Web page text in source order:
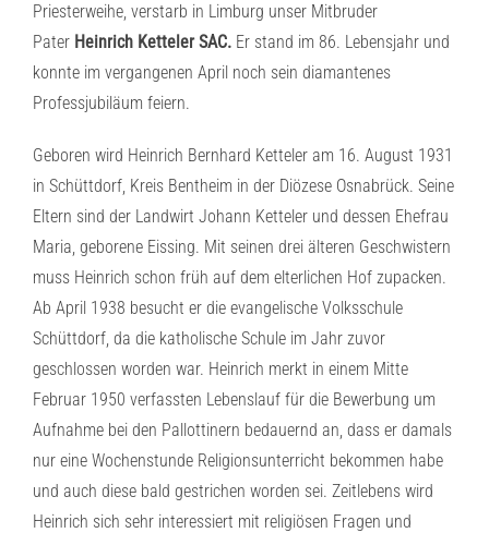
Priesterweihe, verstarb in Limburg unser Mitbruder
Pater Heinrich Ketteler SAC. Er stand im 86. Lebensjahr und
konnte im vergangenen April noch sein diamantenes
Professjubiläum feiern.
Geboren wird Heinrich Bernhard Ketteler am 16. August 1931
in Schüttdorf, Kreis Bentheim in der Diözese Osnabrück. Seine
Eltern sind der Landwirt Johann Ketteler und dessen Ehefrau
Maria, geborene Eissing. Mit seinen drei älteren Geschwistern
muss Heinrich schon früh auf dem elterlichen Hof zupacken.
Ab April 1938 besucht er die evangelische Volksschule
Schüttdorf, da die katholische Schule im Jahr zuvor
geschlossen worden war. Heinrich merkt in einem Mitte
Februar 1950 verfassten Lebenslauf für die Bewerbung um
Aufnahme bei den Pallottinern bedauernd an, dass er damals
nur eine Wochenstunde Religionsunterricht bekommen habe
und auch diese bald gestrichen worden sei. Zeitlebens wird
Heinrich sich sehr interessiert mit religiösen Fragen und